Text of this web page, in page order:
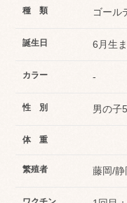
種 類 ゴール
誕生日 6月生
カラー -
性 別 男の子
体 重
繁殖者 藤岡/静